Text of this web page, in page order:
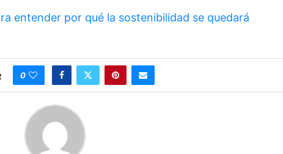
entender por qué la sostenibilidad se quedará
0